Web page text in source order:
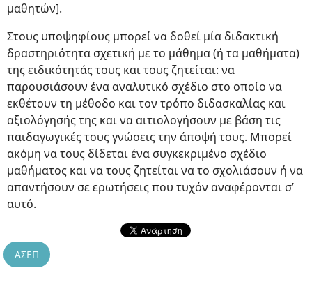
μαθητών].
Στους υποψηφίους μπορεί να δοθεί μία διδακτική
δραστηριότητα σχετική με το μάθημα (ή τα μαθήματα)
της ειδικότητάς τους και τους ζητείται: να
παρουσιάσουν ένα αναλυτικό σχέδιο στο οποίο να
εκθέτουν τη μέθοδο και τον τρόπο διδασκαλίας και
αξιολόγησής της και να αιτιολογήσουν με βάση τις
παιδαγωγικές τους γνώσεις την άποψή τους. Μπορεί
ακόμη να τους δίδεται ένα συγκεκριμένο σχέδιο
μαθήματος και να τους ζητείται να το σχολιάσουν ή να
απαντήσουν σε ερωτήσεις που τυχόν αναφέρονται σ’
αυτό.
ΑΣΕΠ